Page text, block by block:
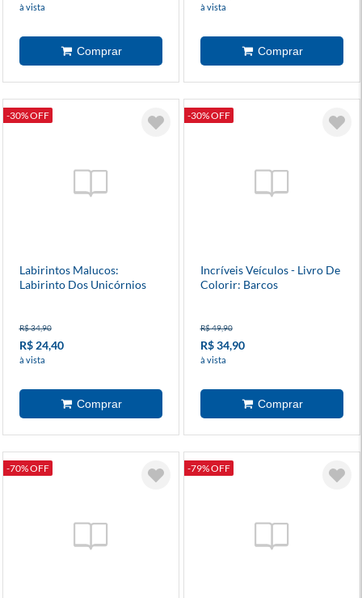
à vista à vista
-30% OFF
Labirintos Malucos:
Labirinto Dos Unicórnios
R$ 34,90
R$ 24,40
à vista
-30% OFF
Incríveis Veículos - Livro De
Colorir: Barcos
R$ 49,90
R$ 34,90
à vista
-70% OFF -79% OFF